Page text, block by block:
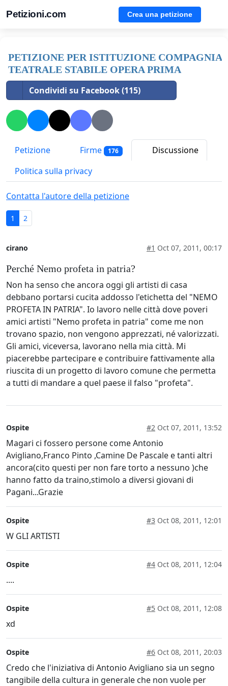
Petizioni.com Crea una petizione
PETIZIONE PER ISTITUZIONE COMPAGNIA
TEATRALE STABILE OPERA PRIMA
Condividi su Facebook (115)
Petizione Firme 176
Discussione
Politica sulla privacy
Contatta l'autore della petizione
1 2
cirano #1 Oct 07, 2011, 00:17
Perché Nemo profeta in patria?
Non ha senso che ancora oggi gli artisti di casa
debbano portarsi cucita addosso l'etichetta del "NEMO
PROFETA IN PATRIA". Io lavoro nelle città dove poveri
amici artisti "Nemo profeta in patria" come me non
trovano spazio, non vengono apprezzati, né valorizzati.
Gli amici, viceversa, lavorano nella mia città. Mi
piacerebbe partecipare e contribuire fattivamente alla
riuscita di un progetto di lavoro comune che permetta
a tutti di mandare a quel paese il falso "profeta".
Ospite #2 Oct 07, 2011, 13:52
Magari ci fossero persone come Antonio
Avigliano,Franco Pinto ,Camine De Pascale e tanti altri
ancora(cito questi per non fare torto a nessuno )che
hanno fatto da traino,stimolo a diversi giovani di
Pagani...Grazie
Ospite #3 Oct 08, 2011, 12:01
W GLI ARTISTI
Ospite #4 Oct 08, 2011, 12:04
....
Ospite #5 Oct 08, 2011, 12:08
xd
Ospite #6 Oct 08, 2011, 20:03
Credo che l'iniziativa di Antonio Avigliano sia un segno
tangibile della cultura in generale che non vuole per